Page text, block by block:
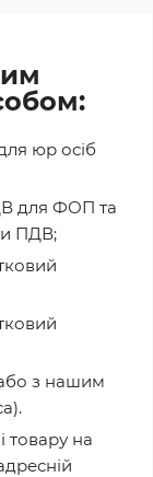
юр осіб
для ФОП та
ПДВ;
або з нашим
товару на